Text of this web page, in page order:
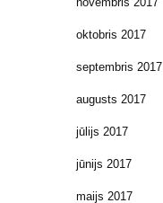
oktobris 2017
septembris 2017
augusts 2017
jūlijs 2017
jūnijs 2017
maijs 2017